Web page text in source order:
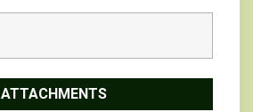
ATTACHMENTS